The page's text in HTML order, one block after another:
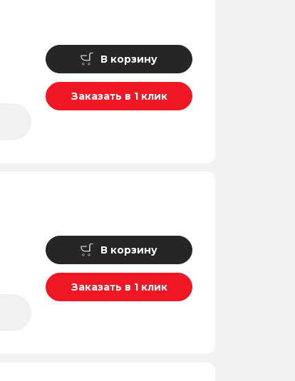
В корзину
Заказать в 1 клик
В корзину
Заказать в 1 клик